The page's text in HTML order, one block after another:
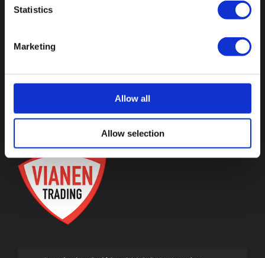
Statistics
Marketing
Allow all
Allow selection
Fallen Sie mit einzigartigen